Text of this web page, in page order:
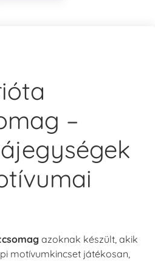
–
azoknak készült, akik
motívumkincset játékosan,